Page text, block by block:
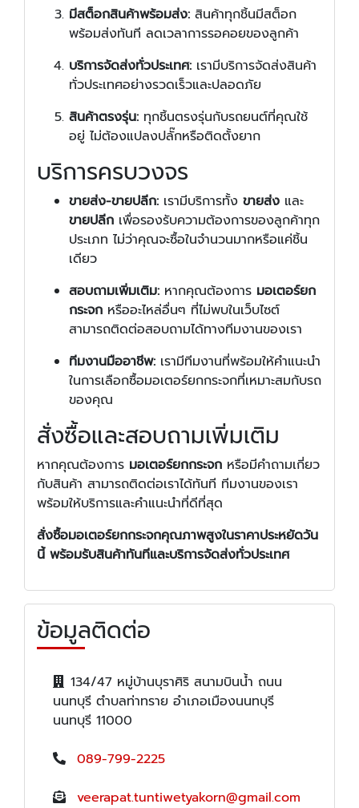
มีสต็อกสินค้าพร้อมส่ง: สินค้าทุกชิ้นมีสต็อก
พร้อมส่งทันที ลดเวลาการรอคอยของลูกค้า
บริการจัดส่งทั่วประเทศ: เรามีบริการจัดส่งสินค้า
ทั่วประเทศอย่างรวดเร็วและปลอดภัย
สินค้าตรงรุ่น: ทุกชิ้นตรงรุ่นกับรถยนต์ที่คุณใช้
อยู่ ไม่ต้องแปลงปลั๊กหรือติดตั้งยาก
บริการครบวงจร
ขายส่ง-ขายปลีก: เรามีบริการทั้ง ขายส่ง และ
ขายปลีก เพื่อรองรับความต้องการของลูกค้าทุก
ประเภท ไม่ว่าคุณจะซื้อในจำนวนมากหรือแค่ชิ้น
เดียว
สอบถามเพิ่มเติม: หากคุณต้องการ มอเตอร์ยก
กระจก หรืออะไหล่อื่นๆ ที่ไม่พบในเว็บไซต์
สามารถติดต่อสอบถามได้ทางทีมงานของเรา
ทีมงานมืออาชีพ: เรามีทีมงานที่พร้อมให้คำแนะนำ
ในการเลือกซื้อมอเตอร์ยกกระจกที่เหมาะสมกับรถ
ของคุณ
สั่งซื้อและสอบถามเพิ่มเติม
หากคุณต้องการ มอเตอร์ยกกระจก หรือมีคำถามเกี่ยว
กับสินค้า สามารถติดต่อเราได้ทันที ทีมงานของเรา
พร้อมให้บริการและคำแนะนำที่ดีที่สุด
สั่งซื้อมอเตอร์ยกกระจกคุณภาพสูงในราคาประหยัดวัน
นี้ พร้อมรับสินค้าทันทีและบริการจัดส่งทั่วประเทศ
ข้อมูลติดต่อ
134/47 หมู่บ้านบุราศิริ สนามบินน้ำ ถนน
นนทบุรี ตำบลท่าทราย อำเภอเมืองนนทบุรี
นนทบุรี 11000
089-799-2225
veerapat.tuntiwetyakorn@gmail.com